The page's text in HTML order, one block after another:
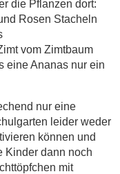
die Pflanzen dort:
Rosen Stacheln
vom Zimtbaum
eine Ananas nur ein
nur eine
leider weder
können und
Kinder dann noch
mit